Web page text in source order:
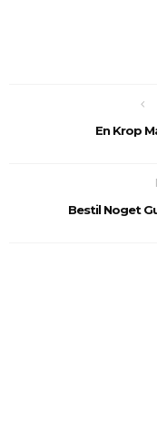
En Krop
Bestil Noget